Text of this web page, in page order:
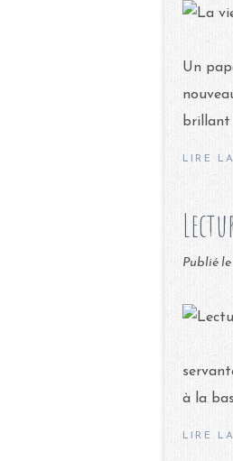
Un
brillant
LIRE
Publié le
à la
LIRE